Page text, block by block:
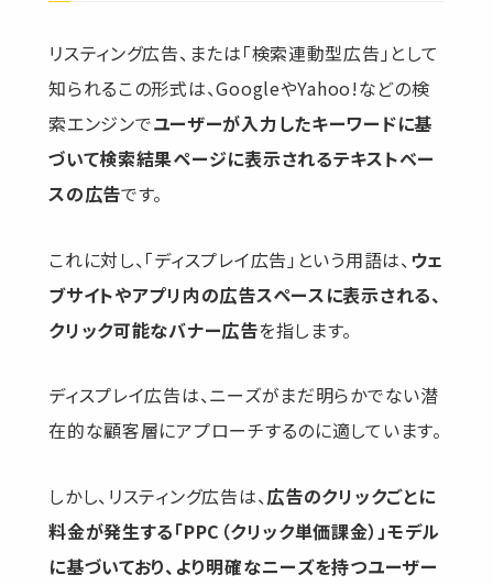
リスティング広告、または「検索連動型広告」として
知られるこの形式は、GoogleやYahoo!などの検
索エンジンでユーザーが入力したキーワードに基
づいて検索結果ページに表示されるテキストベー
スの広告です。
これに対し、「ディスプレイ広告」という用語は、 ウェ
ブサイトやアプリ内の広告スペースに表示される、
クリック可能なバナー広告を指します。
ディスプレイ広告は、ニーズがまだ明らかでない潜
在的な顧客層にアプローチするのに適しています。
しかし、リスティング広告は、広告のクリックごとに
料金が発生する「PPC（クリック単価課金）」モデル
に基づいており、より明確なニーズを持つユーザー